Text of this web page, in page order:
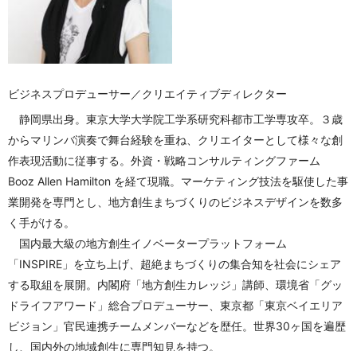
ビジネスプロデューサー／クリエイティブディレクター
静岡県出身。東京大学大学院工学系研究科都市工学専攻卒。３歳
からマリンバ演奏で舞台経験を重ね、クリエイターとして様々な創
作表現活動に従事する。外資・戦略コンサルティングファーム
Booz Allen Hamilton を経て現職。マーケティング技法を駆使した事
業開発を専門とし、地方創生まちづくりのビジネスデザインを数多
く手がける。
国内最大級の地方創生イノベータープラットフォーム
「INSPIRE」を立ち上げ、超絶まちづくりの集合知を社会にシェア
する取組を展開。内閣府「地方創生カレッジ」講師、環境省「グッ
ドライフアワード」総合プロデューサー、東京都「東京ベイエリア
ビジョン」官民連携チームメンバーなどを歴任。世界30ヶ国を遍歴
し、国内外の地域創生に専門知見を持つ。